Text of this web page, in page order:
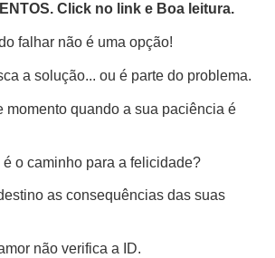
Click no link e Boa leitura.
falhar não é uma opção!
a solução... ou é parte do problema.
momento quando a sua paciência é
o caminho para a felicidade?
as consequências das suas
não verifica a ID.